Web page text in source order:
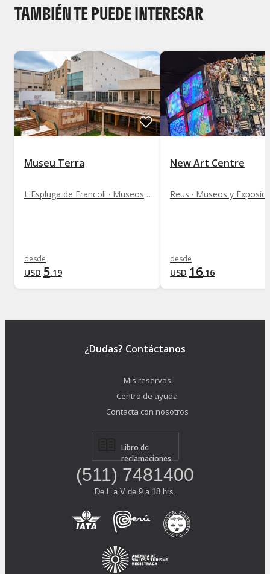
TAMBIÉN TE PUEDE INTERESAR
Museu Terra
L'Espluga de Francoli · Museos y Exposiciones
desde
USD 5.19
New Art Centre
Reus · Museos y
desde
USD 16.16
¿Dudas? Contáctanos
Mis reservas
Centro de ayuda
Contacta con nosotros
Libro de
reclamaciones
(511) 7481400
De L a V de 9 a 18 hrs.